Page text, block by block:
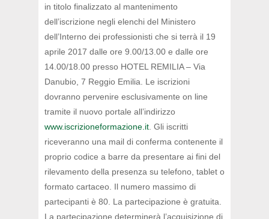
in titolo finalizzato al mantenimento
dell’iscrizione negli elenchi del Ministero
dell’Interno dei professionisti che si terrà il 19
aprile 2017 dalle ore 9.00/13.00 e dalle ore
14.00/18.00 presso HOTEL REMILIA – Via
Danubio, 7 Reggio Emilia. Le iscrizioni
dovranno pervenire esclusivamente on line
tramite il nuovo portale all’indirizzo
www.iscrizioneformazione.it . Gli iscritti
riceveranno una mail di conferma contenente il
proprio codice a barre da presentare ai fini del
rilevamento della presenza su telefono, tablet o
formato cartaceo. Il numero massimo di
partecipanti è 80. La partecipazione è gratuita.
La partecipazione determinerà l’acquisizione di